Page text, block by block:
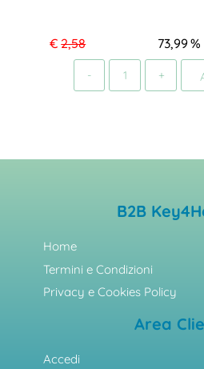
€ 2,58 %
73,99
B2B
Home
Termini e Condizioni
Privacy e Cookies Policy
Area
Accedi